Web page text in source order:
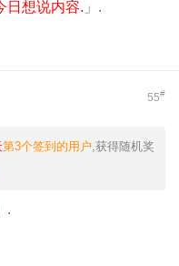
日想说内容. 」.
55#
第3个签到的用户,获得随机奖
.